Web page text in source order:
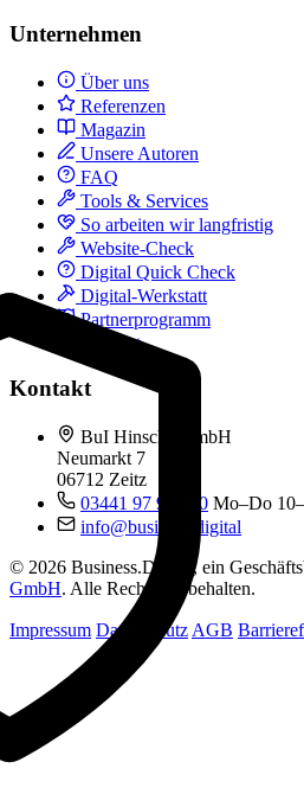
Unternehmen
Über uns
Referenzen
Magazin
Unsere Autoren
FAQ
Tools & Services
So arbeiten wir langfristig
Website-Check
Digital Quick Check
Digital-Werkstatt
Partnerprogramm
Kontakt
Kontakt
BuI Hinsche GmbH
Neumarkt 7
06712 Zeitz
03441 97 99 060 Mo–Do
info@business.digital
© 2026 Business.Digital, ein
GmbH. Alle Rechte vorbehalten.
Impressum Datenschutz AGB